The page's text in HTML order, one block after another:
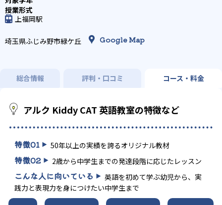
上福岡駅
埼玉県ふじみ野市緑ケ丘 Google Map
総合情報 評判・口コミ コース・料金
アルク Kiddy CAT 英語教室の特徴など
特徴01 50年以上の実績を誇るオリジナル教材
特徴02 2歳から中学生までの発達段階に応じたレッスン
こんな人に向いている
英語を初めて学ぶ幼児から、実
践力と表現力を身につけたい中学生まで